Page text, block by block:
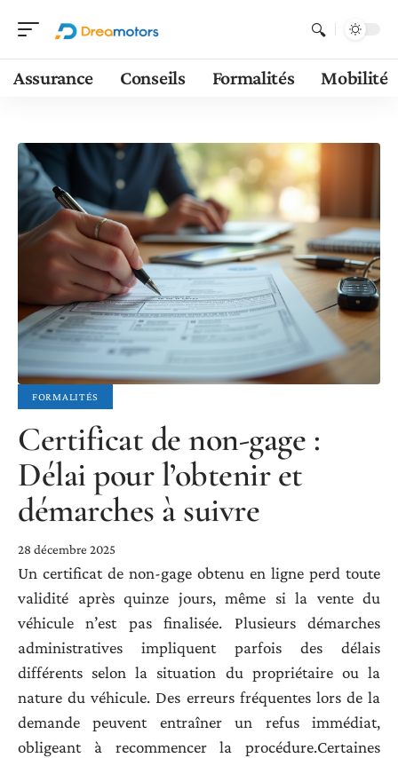
Assurance Conseils Formalités Mobilité
FORMALITÉS
Certificat de non-gage :
Délai pour l’obtenir et
démarches à suivre
28 décembre 2025
Un certificat de non-gage obtenu en ligne perd toute
validité après quinze jours, même si la vente du
véhicule n’est pas finalisée. Plusieurs démarches
administratives impliquent parfois des délais
différents selon la situation du propriétaire ou la
nature du véhicule. Des erreurs fréquentes lors de la
demande peuvent entraîner un refus immédiat,
obligeant à recommencer la procédure.Certaines